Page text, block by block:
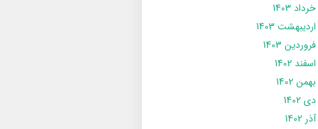
خرداد 1403
ارديبهشت 1403
فروردین 1403
اسفند 1402
بهمن 1402
دی 1402
آذر 1402